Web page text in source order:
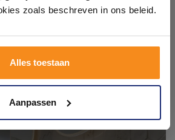
zoals beschreven in ons beleid.
Alles toestaan
Aanpassen
op eigen terrein.
en ervaar zelf het verschil!